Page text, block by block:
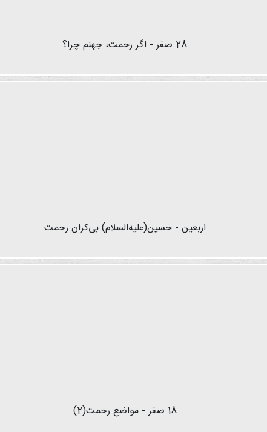
28 صفر - اگر رحمت، جهنم چرا؟
اربعین - حسین(علیه‌السلام) بی‌کران رحمت
18 صفر - مواضع رحمت(2)